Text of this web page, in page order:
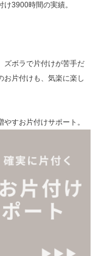
3900時間の実績。
ズボラで片付けが苦手だ
お片付けも、気楽に楽し
すお片付けサポート。